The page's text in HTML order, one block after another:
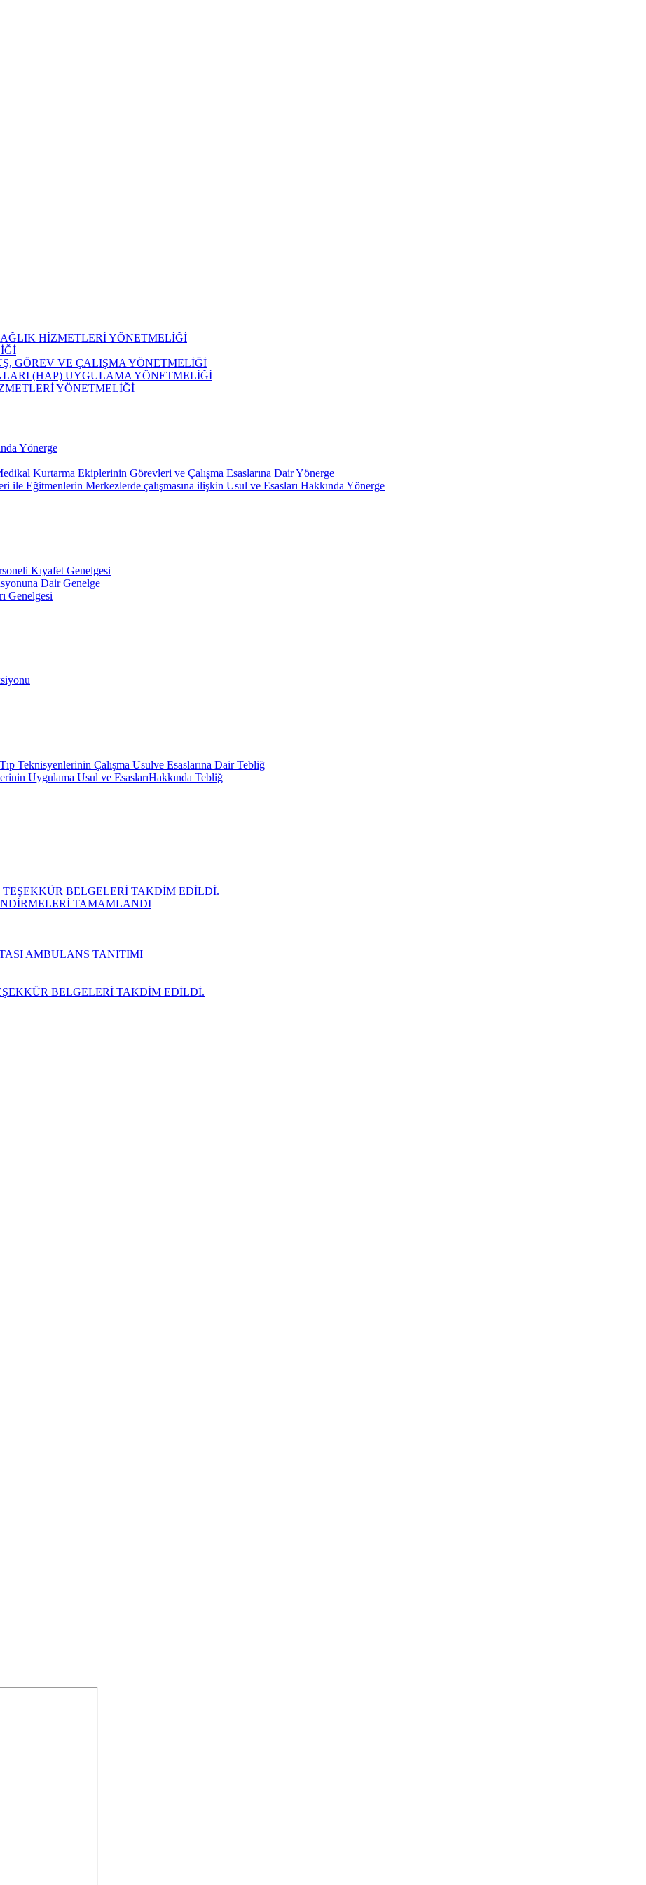
HİZMETLERİ YÖNETMELİĞİ
GÖREV VE ÇALIŞMA YÖNETMELİĞİ
(HAP) UYGULAMA YÖNETMELİĞİ
YÖNETMELİĞİ
Yönerge
Kurtarma Ekiplerinin Görevleri ve Çalışma Esaslarına Dair Yönerge
ile Eğitmenlerin Merkezlerde çalışmasına ilişkin Usul ve Esasları Hakkında Yönerge
Kıyafet Genelgesi
Dair Genelge
Genelgesi
Teknisyenlerinin Çalışma Usulve Esaslarına Dair Tebliğ
Uygulama Usul ve EsaslarıHakkında Tebliğ
BELGELERİ TAKDİM EDİLDİ.
TAMAMLANDI
AMBULANS TANITIMI
BELGELERİ TAKDİM EDİLDİ.